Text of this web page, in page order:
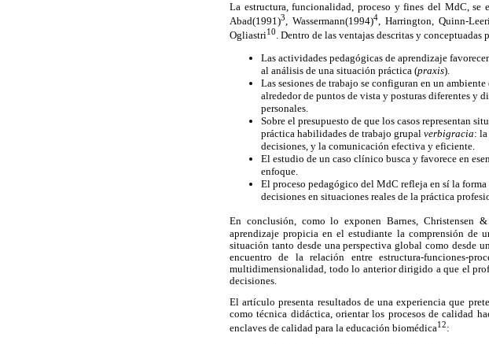
La estructura, funcionalidad, proceso y fines del MdC, se
Abad(1991)3, Wassermann(1994)4, Harrington, Quinn-
Ogliastri10. Dentro de las ventajas descritas y conceptuadas
Las actividades pedagógicas de aprendizaje
al análisis de una situación práctica (praxis).
Las sesiones de trabajo se configuran en un
alrededor de puntos de vista y posturas diferentes y
personales.
Sobre el presupuesto de que los casos representan
práctica habilidades de trabajo grupal verbigracia:
decisiones, y la comunicación efectiva y eficiente.
El estudio de un caso clínico busca y favorece en
enfoque.
El proceso pedagógico del MdC refleja en sí la
decisiones en situaciones reales de la práctica
En conclusión, como lo exponen Barnes, Christensen &
aprendizaje propicia en el estudiante la comprensión de
situación tanto desde una perspectiva global como desde
encuentro de la relación entre estructura-funciones-
multidimensionalidad, todo lo anterior dirigido a que el
decisiones.
El artículo presenta resultados de una experiencia que
como técnica didáctica, orientar los procesos de calidad
enclaves de calidad para la educación biomédica12: